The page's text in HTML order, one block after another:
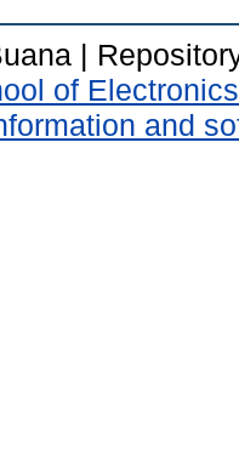
|
of
and